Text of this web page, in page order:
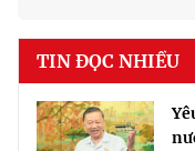
TIN ĐỌC NHIỀU